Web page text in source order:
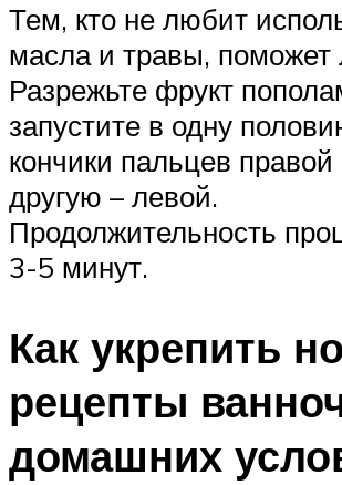
Тем, кто не любит
масла и травы, поможет
Разрежьте фрукт
запустите в одну
кончики пальцев правой
другую – левой.
Продолжительность
3-5 минут.
Как укрепить
рецепты
домашних